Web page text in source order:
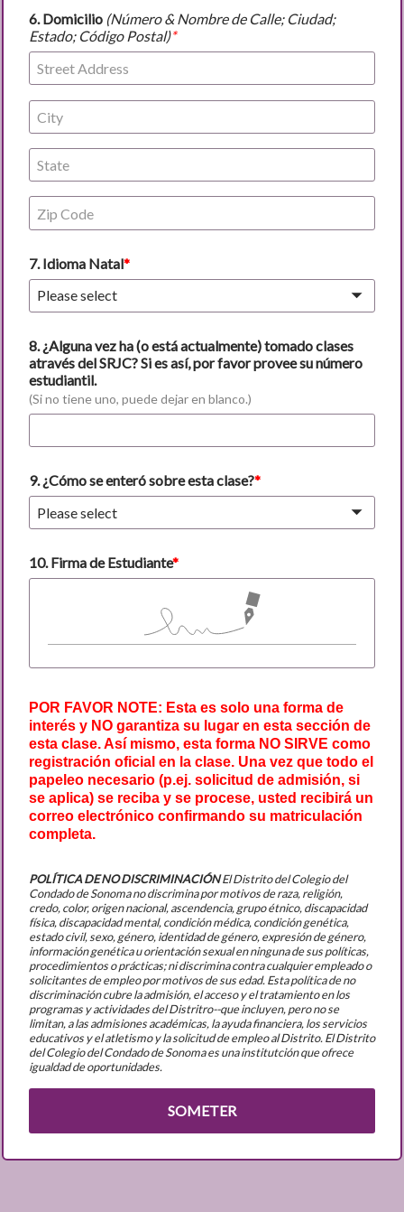
6. Domicilio (Número & Nombre de Calle; Ciudad;
Estado; Código Postal)
7. Idioma Natal
Please select
8. ¿Alguna vez ha (o está actualmente) tomado clases
através delSRJC? Si es así, por favor provee su número
estudiantil.
(Si no tiene uno, puede dejar en blanco.)
9. ¿Cómo se enteró sobre esta clase?
Please select
10. Firma de Estudiante
POR FAVOR NOTE: Esta es solo una forma de
interés y NO garantiza su lugar en esta sección de
esta clase. Así mismo, esta forma NO SIRVE como
registración oficial en la clase. Una vez que todo el
papeleo necesario (p.ej. solicitud de admisión, si
se aplica) se reciba y se procese, usted recibirá un
correo electrónico confirmando su matriculación
completa.
POLÍTICA DE NO DISCRIMINACIÓNEl Distrito del Colegio del
Condado de Sonoma no discrimina por motivos de raza, religión,
credo, color, origen nacional, ascendencia, grupo étnico, discapacidad
física, discapacidad mental, condición médica, condición genética,
estado civil, sexo, género, identidad de género, expresión de género,
información genética u orientación sexual en ninguna de sus políticas,
procedimientos o prácticas; ni discrimina contra cualquier empleado o
solicitantes de empleo por motivos de sus edad. Esta política de no
discriminación cubre la admisión, el acceso y el tratamiento en los
programas y actividades del Distritro--que incluyen, pero no se
limitan, a las admisiones académicas, la ayuda financiera, los servicios
educativos y el atletismo y la solicitud de empleo al Distrito. El Distrito
del Colegio del Condado de Sonoma es una institutción que ofrece
igualdad de oportunidades.
SOMETER